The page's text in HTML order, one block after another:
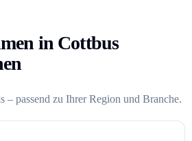
in Cottbus
– passend zu Ihrer Region und Branche.